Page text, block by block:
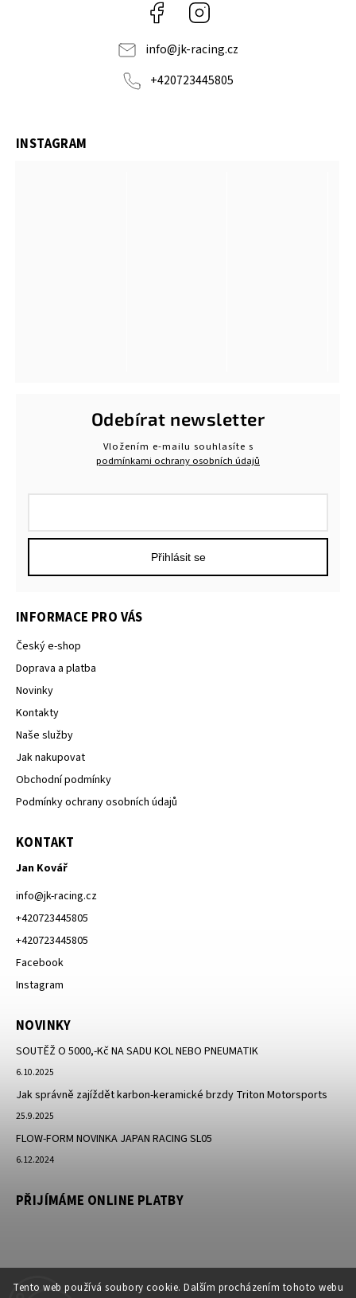
Tento web používá soubory cookie. Dalším procházením tohoto webu
Facebook
info@jk-racing.cz
+420723445805
INSTAGRAM
INFORMACE PRO VÁS
Český e-shop
Doprava a platba
Novinky
Kontakty
Naše služby
Jak nakupovat
Obchodní podmínky
Podmínky ochrany osobních údajů
KONTAKT
Jan Kovář
info@jk-racing.cz
+420723445805
+420723445805
Facebook
Instagram
NOVINKY
SOUTĚŽ O 5000,-Kč NA SADU KOL NEBO PNEUMATIK
6.10.2025
Jak správně zajíždět karbon-keramické brzdy Triton Motorsports
25.9.2025
FLOW-FORM NOVINKA JAPAN RACING SL05
6.12.2024
PŘIJÍMÁME ONLINE PLATBY
Odebírat newsletter
Vložením e-mailu souhlasíte s
podmínkami ochrany osobních údajů
Přihlásit se